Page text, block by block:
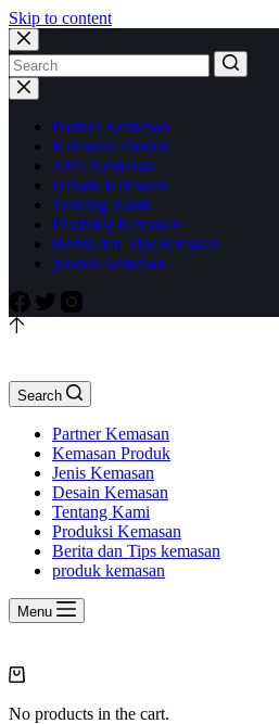
Skip to content
Partner Kemasan
Kemasan Produk
Jenis Kemasan
Desain Kemasan
Tentang Kami
Produksi Kemasan
Berita dan Tips kemasan
produk kemasan
Search
Partner Kemasan
Kemasan Produk
Jenis Kemasan
Desain Kemasan
Tentang Kami
Produksi Kemasan
Berita dan Tips kemasan
produk kemasan
Menu
Shopping
No products in the cart.